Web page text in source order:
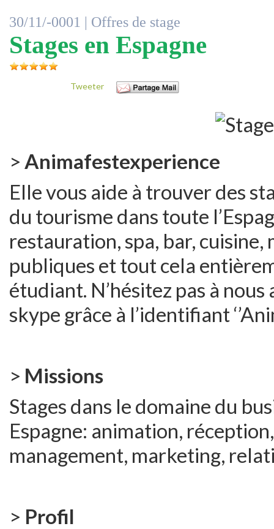
30/11/-0001 | Offres de stage
Stages en Espagne
Tweeter
> Animafestexperience
Elle vous aide à trouver des
du tourisme dans toute
restauration, spa, bar,
publiques et tout cela
étudiant. N’hésitez pas à
skype grâce à l’identifiant
> Missions
Stages dans le domaine du
Espagne: animation,
management, marketing,
> Profil